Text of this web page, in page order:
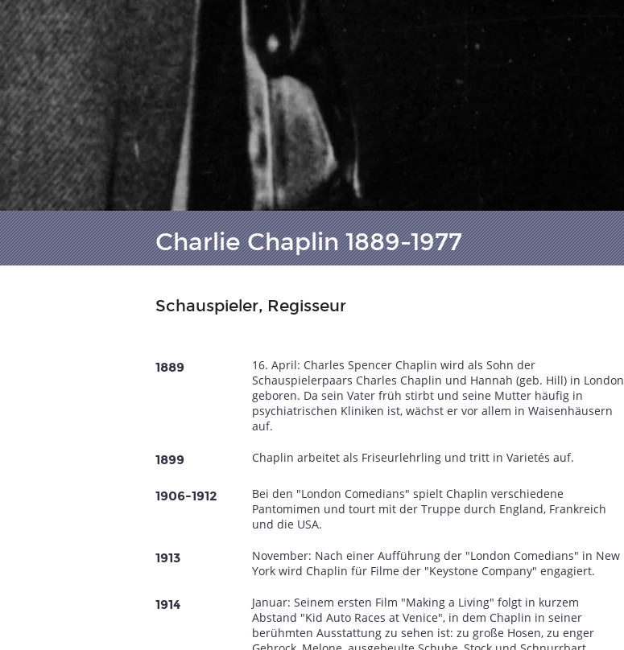
Charlie Chaplin 1889-1977
Schauspieler, Regisseur
1889
16. April: Charles Spencer Chaplin wird als Sohn der
Schauspielerpaars Charles Chaplin und Hannah (geb. Hill) in London
geboren. Da sein Vater früh stirbt und seine Mutter häufig in
psychiatrischen Kliniken ist, wächst er vor allem in Waisenhäusern
auf.
1899 Chaplin arbeitet als Friseurlehrling und tritt in Varietés auf.
1906-1912
Bei den "London Comedians" spielt Chaplin verschiedene
Pantomimen und tourt mit der Truppe durch England, Frankreich
und die USA.
1913
November: Nach einer Aufführung der "London Comedians" in New
York wird Chaplin für Filme der "Keystone Company" engagiert.
1914
Januar: Seinem ersten Film "Making a Living" folgt in kurzem
Abstand "Kid Auto Races at Venice", in dem Chaplin in seiner
berühmten Ausstattung zu sehen ist: zu große Hosen, zu enger